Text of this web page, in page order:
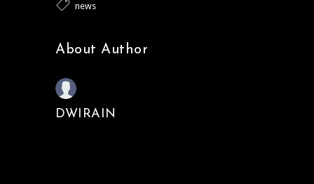
news
About Author
DWIRAIN